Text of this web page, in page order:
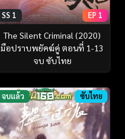
SS 1 EP 1
The Silent Criminal (2020)
มือปราบพยัคฆ์คู่ ตอนที่ 1-13
จบ ซับไทย
จบแล้ว ซับไทย